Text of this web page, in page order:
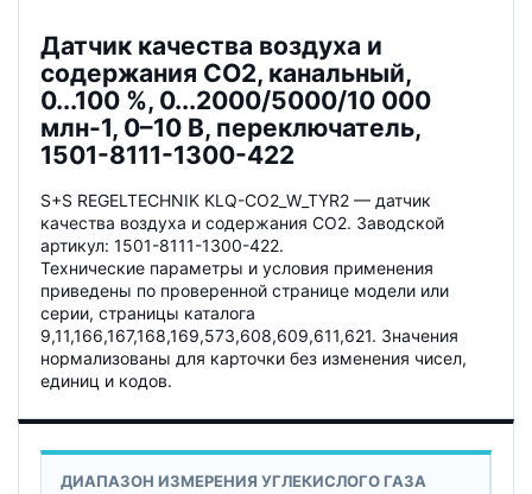
Датчик качества воздуха и
содержания CO2, канальный,
0...100 %, 0...2000/5000/10 000
млн-1, 0–10 В, переключатель,
1501-8111-1300-422
S+S REGELTECHNIK KLQ-CO2_W_TYR2 — датчик
качества воздуха и содержания CO2. Заводской
артикул: 1501-8111-1300-422.
Технические параметры и условия применения
приведены по проверенной странице модели или
серии, страницы каталога
9,11,166,167,168,169,573,608,609,611,621. Значения
нормализованы для карточки без изменения чисел,
единиц и кодов.
ДИАПАЗОН ИЗМЕРЕНИЯ УГЛЕКИСЛОГО ГАЗА